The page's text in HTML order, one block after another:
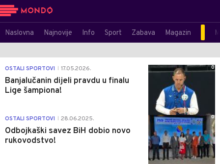
Naslovna Najnovije Info Sport Zabava Magazin
OSTALI SPORTOVI 17.05.2026.
Banjalučanin dijeli pravdu u finalu
Lige šampiona!
0
OSTALI SPORTOVI 28.06.2025.
Odbojkaški savez BiH dobio novo
rukovodstvo!
0